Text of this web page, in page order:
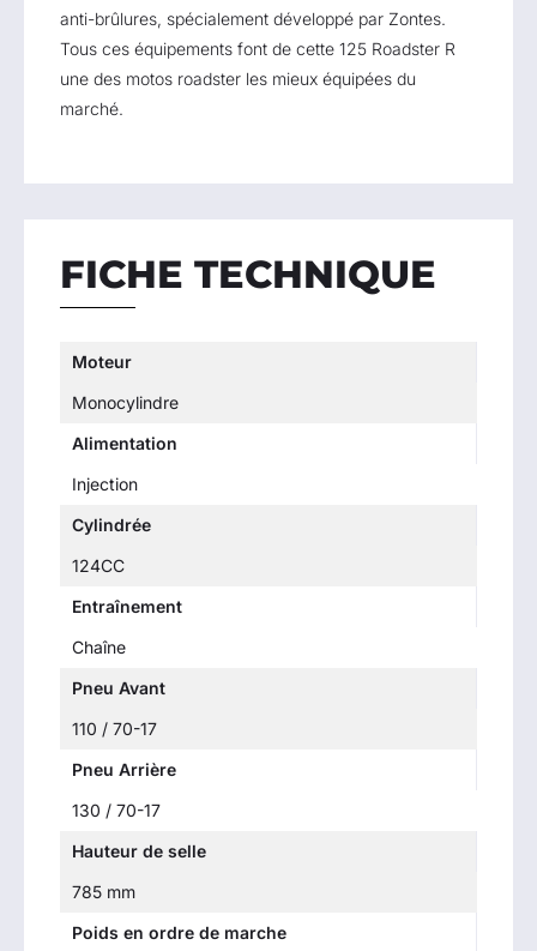
anti-brûlures, spécialement développé par Zontes.
Tous ces équipements font de cette 125 Roadster R
une des motos roadster les mieux équipées du
marché.
FICHE TECHNIQUE
Moteur
Monocylindre
Alimentation
Injection
Cylindrée
124CC
Entraînement
Chaîne
Pneu Avant
110 / 70-17
Pneu Arrière
130 / 70-17
Hauteur de selle
785 mm
Poids en ordre de marche